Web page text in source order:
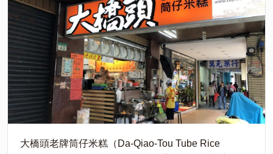
大橋頭老牌筒仔米糕（Da-Qiao-Tou Tube Rice